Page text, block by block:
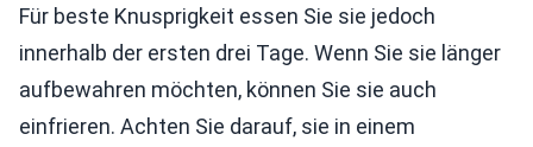
Für beste Knusprigkeit essen Sie sie jedoch
innerhalb der ersten drei Tage. Wenn Sie sie länger
aufbewahren möchten, können Sie sie auch
einfrieren. Achten Sie darauf, sie in einem